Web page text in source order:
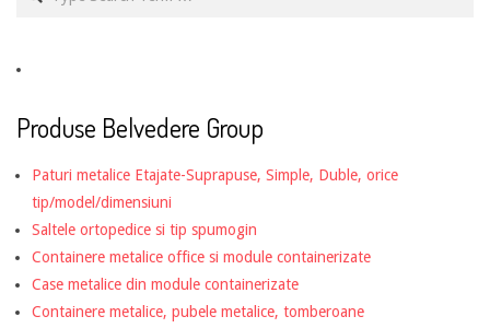
Produse Belvedere Group
Paturi metalice Etajate-Suprapuse, Simple, Duble, orice
tip/model/dimensiuni
Saltele ortopedice si tip spumogin
Containere metalice office si module containerizate
Case metalice din module containerizate
Containere metalice, pubele metalice, tomberoane